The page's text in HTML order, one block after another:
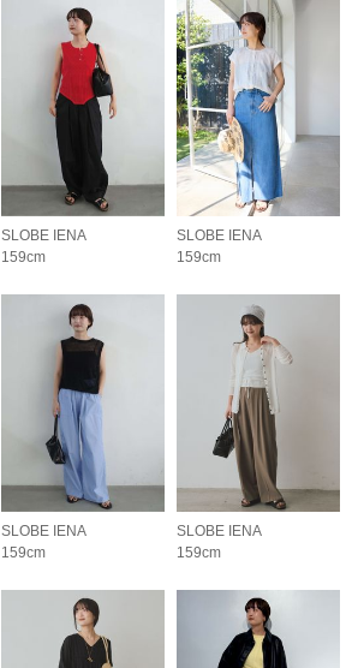
SLOBE IENA
159cm
SLOBE IENA
159cm
SLOBE IENA
159cm
SLOBE IENA
159cm